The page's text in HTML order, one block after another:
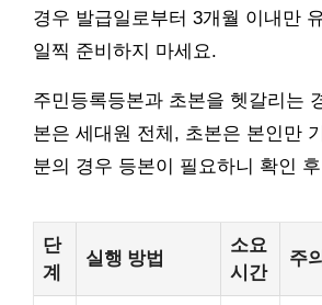
경우 발급일로부터 3개월 이내만
일찍 준비하지 마세요.
주민등록등본과 초본을 헷갈리는
본은 세대원 전체, 초본은 본인만
분의 경우 등본이 필요하니 확인
단
계
실행 방법
소요
시간
주